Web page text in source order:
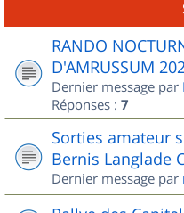
RANDO
D'AMRUSSUM
Dernier message par
Réponses : 7
Sorties amateur
Bernis Langlade
Dernier message par